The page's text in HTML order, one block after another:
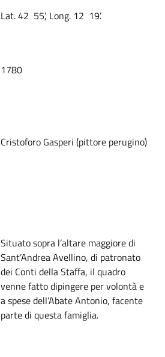
Lat. 42 55’, Long. 12 19’.
1780
Cristoforo Gasperi (pittore perugino)
Situato sopra l’altare maggiore di
Sant’Andrea Avellino, di patronato
dei Conti della Staffa, il quadro
venne fatto dipingere per volontà e
a spese dell’Abate Antonio, facente
parte di questa famiglia.